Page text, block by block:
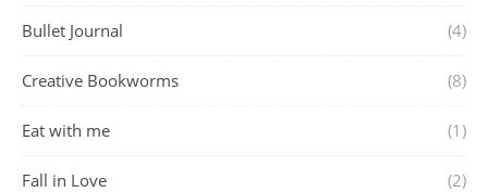
Bullet Journal (4)
Creative Bookworms (8)
Eat with me (1)
Fall in Love (2)